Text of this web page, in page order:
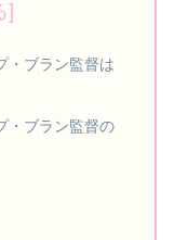
・ブラン監督は
・ブラン監督の